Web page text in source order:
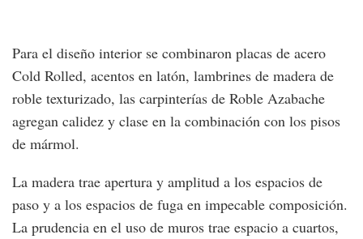
Para el diseño interior se combinaron placas de acero
Cold Rolled, acentos en latón, lambrines de madera de
roble texturizado, las carpinterías de Roble Azabache
agregan calidez y clase en la combinación con los pisos
de mármol.
La madera trae apertura y amplitud a los espacios de
paso y a los espacios de fuga en impecable composición.
La prudencia en el uso de muros trae espacio a cuartos,